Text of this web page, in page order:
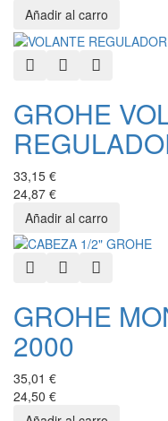
Quick ViewAdd to Wishlist
GROHE
33,15 €
24,87 €
Quick ViewAdd to Wishlist
GROHE
2000
35,01 €
24,50 €